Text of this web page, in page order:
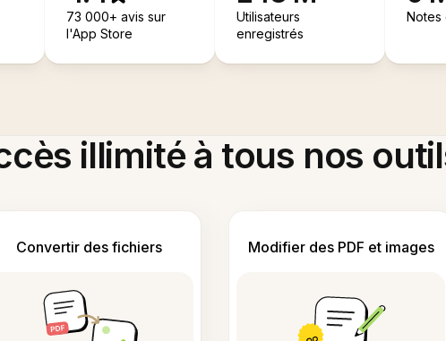
73 000+ avis sur
l'App Store
Utilisateurs
enregistrés
Notes
illimité à tous nos
Convertir des fichiers Modifier des PDF et images